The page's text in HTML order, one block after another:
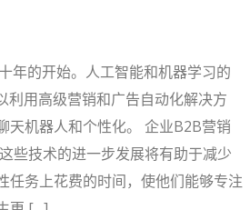
年的开始。人工智能和机器学习的
利用高级营销和广告自动化解决方
天机器人和个性化。 企业B2B营销
些技术的进一步发展将有助于减少
任务上花费的时间，使他们能够专注